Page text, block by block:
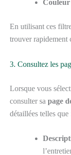
Couleur
En utilisant ces
trouver rapidement
3. Consultez les
Lorsque vous
consulter sa page
détaillées telles que